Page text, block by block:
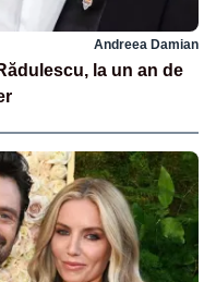
Andreea Damian
la un an de